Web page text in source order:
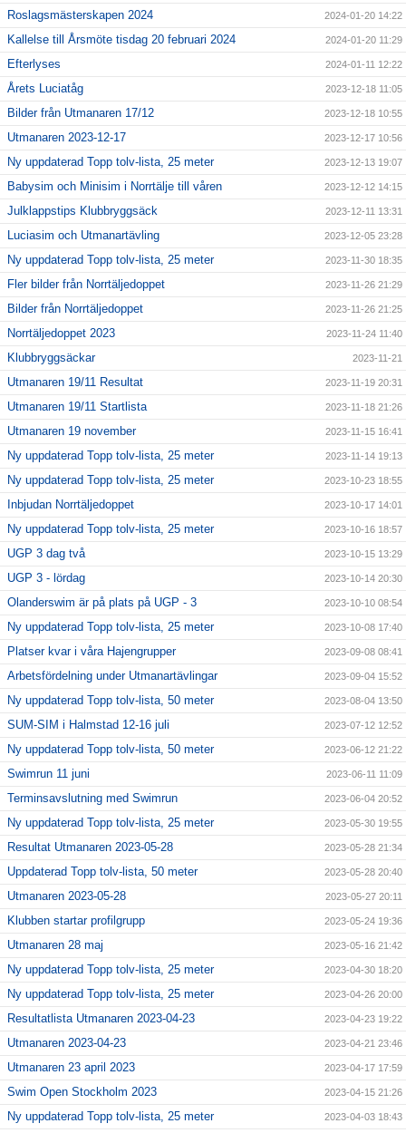
Roslagsmästerskapen 2024 2024-01-20 14:22
Kallelse till Årsmöte tisdag 20 februari 2024 2024-01-20 11:29
Efterlyses 2024-01-11 12:22
Årets Luciatåg 2023-12-18 11:05
Bilder från Utmanaren 17/12 2023-12-18 10:55
Utmanaren 2023-12-17 2023-12-17 10:56
Ny uppdaterad Topp tolv-lista, 25 meter 2023-12-13 19:07
Babysim och Minisim i Norrtälje till våren 2023-12-12 14:15
Julklappstips Klubbryggsäck 2023-12-11 13:31
Luciasim och Utmanartävling 2023-12-05 23:28
Ny uppdaterad Topp tolv-lista, 25 meter 2023-11-30 18:35
Fler bilder från Norrtäljedoppet 2023-11-26 21:29
Bilder från Norrtäljedoppet 2023-11-26 21:25
Norrtäljedoppet 2023 2023-11-24 11:40
Klubbryggsäckar 2023-11-21
Utmanaren 19/11 Resultat 2023-11-19 20:31
Utmanaren 19/11 Startlista 2023-11-18 21:26
Utmanaren 19 november 2023-11-15 16:41
Ny uppdaterad Topp tolv-lista, 25 meter 2023-11-14 19:13
Ny uppdaterad Topp tolv-lista, 25 meter 2023-10-23 18:55
Inbjudan Norrtäljedoppet 2023-10-17 14:01
Ny uppdaterad Topp tolv-lista, 25 meter 2023-10-16 18:57
UGP 3 dag två 2023-10-15 13:29
UGP 3 - lördag 2023-10-14 20:30
Olanderswim är på plats på UGP - 3 2023-10-10 08:54
Ny uppdaterad Topp tolv-lista, 25 meter 2023-10-08 17:40
Platser kvar i våra Hajengrupper 2023-09-08 08:41
Arbetsfördelning under Utmanartävlingar 2023-09-04 15:52
Ny uppdaterad Topp tolv-lista, 50 meter 2023-08-04 13:50
SUM-SIM i Halmstad 12-16 juli 2023-07-12 12:52
Ny uppdaterad Topp tolv-lista, 50 meter 2023-06-12 21:22
Swimrun 11 juni 2023-06-11 11:09
Terminsavslutning med Swimrun 2023-06-04 20:52
Ny uppdaterad Topp tolv-lista, 25 meter 2023-05-30 19:55
Resultat Utmanaren 2023-05-28 2023-05-28 21:34
Uppdaterad Topp tolv-lista, 50 meter 2023-05-28 20:40
Utmanaren 2023-05-28 2023-05-27 20:11
Klubben startar profilgrupp 2023-05-24 19:36
Utmanaren 28 maj 2023-05-16 21:42
Ny uppdaterad Topp tolv-lista, 25 meter 2023-04-30 18:20
Ny uppdaterad Topp tolv-lista, 25 meter 2023-04-26 20:00
Resultatlista Utmanaren 2023-04-23 2023-04-23 19:22
Utmanaren 2023-04-23 2023-04-21 23:46
Utmanaren 23 april 2023 2023-04-17 17:59
Swim Open Stockholm 2023 2023-04-15 21:26
Ny uppdaterad Topp tolv-lista, 25 meter 2023-04-03 18:43